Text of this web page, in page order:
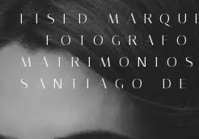
al
LISED
- FOTOGRAFO
SANTIAGO DE